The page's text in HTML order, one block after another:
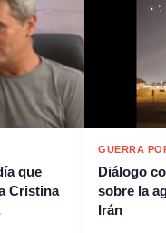
que
Cristina
GUERRA
Diálogo
sobre la
Irán